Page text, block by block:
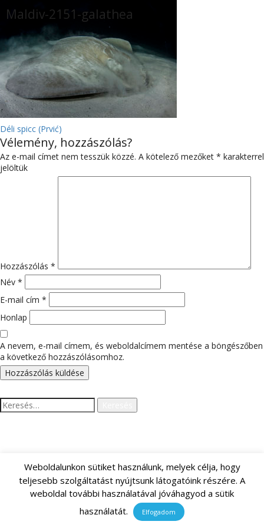
Maldiv-2151-galathea
BEJEGYZÉS
NAVIGÁCIÓ
Déli spicc (Prvić)
Vélemény, hozzászólás?
Az e-mail címet nem tesszük közzé. A kötelező mezőket * karakterrel
jelöltük
Hozzászólás *
Név *
E-mail cím *
Honlap
A nevem, e-mail címem, és weboldalcímem mentése a böngészőben
a következő hozzászólásomhoz.
Keresés:
ARCHÍVUM
Weboldalunkon sütiket használunk, melyek célja, hogy
teljesebb szolgáltatást nyújtsunk látogatóink részére. A
weboldal további használatával jóváhagyod a sütik
használatát.
Elfogadom